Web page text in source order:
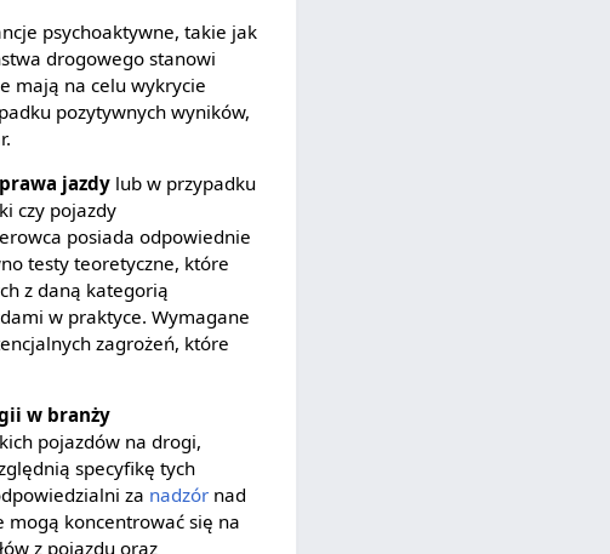
psychoaktywne, takie jak
drogowego stanowi
mają na celu wykrycie
pozytywnych wyników,
jazdy lub w przypadku
czy pojazdy
posiada odpowiednie
testy teoretyczne, które
z daną kategorią
w praktyce. Wymagane
zagrożeń, które
w branży
pojazdów na drogi,
specyfikę tych
za nadzór nad
koncentrować się na
z pojazdu oraz